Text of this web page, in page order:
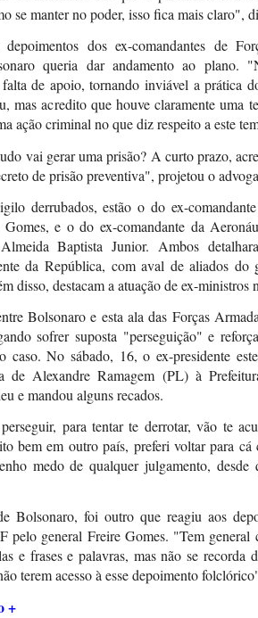
se manter no poder, isso fica mais claro",
dos ex-comandantes de
queria dar andamento ao plano.
de apoio, tornando inviável a prática
mas acredito que houve claramente uma
ação criminal no que diz respeito a este
vai gerar uma prisão? A curto prazo,
de prisão preventiva", projetou o
derrubados, estão o do ex-
e o do ex-comandante da
Baptista Junior. Ambos
da República, com aval de aliados do
disso, destacam a atuação de ex-ministros
Bolsonaro e esta ala das Forças
sofrer suposta "perseguição" e
caso. No sábado, 16, o ex-presidente
de Alexandre Ramagem (PL) à
e mandou alguns recados.
para tentar te derrotar, vão te
bem em outro país, preferi voltar para cá
medo de qualquer julgamento, desde
Bolsonaro, foi outro que reagiu aos
pelo general Freire Gomes. "Tem general
e frases e palavras, mas não se recorda
terem acesso à esse depoimento
+